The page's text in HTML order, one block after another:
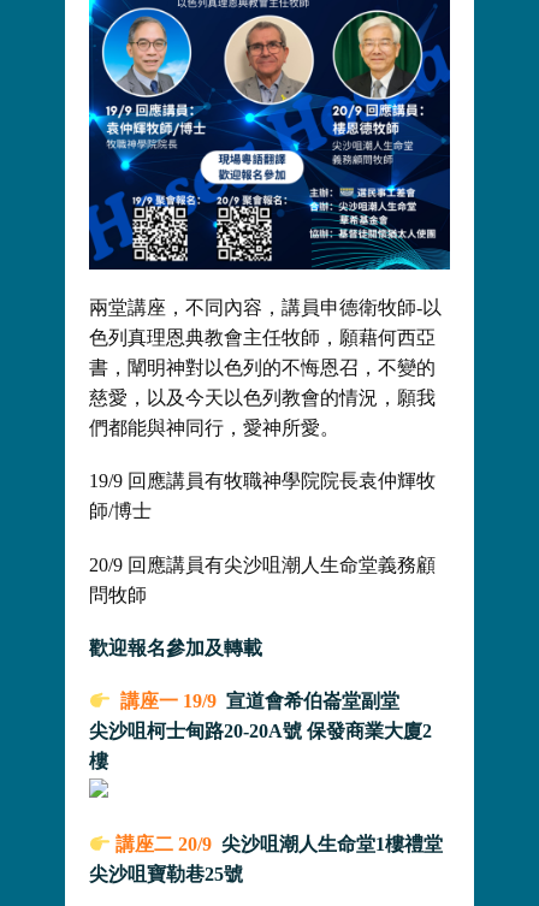
兩堂講座，不同內容，講員申德衛牧師-以
色列真理恩典教會主任牧師，願藉何西亞
書，闡明神對以色列的不悔恩召，不變的
慈愛，以及今天以色列教會的情況，願我
們都能與神同行，愛神所愛。
19/9 回應講員有牧職神學院院長袁仲輝牧
師/博士
20/9 回應講員有尖沙咀潮人生命堂義務顧
問牧師
歡迎報名參加及轉載
講座一 19/9 宣道會希伯崙堂副堂
尖沙咀柯士甸路20-20A號 保發商業大廈2
樓
講座二 20/9 尖沙咀潮人生命堂1樓禮堂
尖沙咀寶勒巷25號